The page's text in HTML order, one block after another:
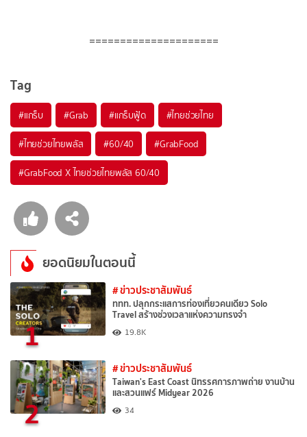
=====================
Tag
#แกร็บ #Grab #แกร็บฟู้ด #ไทยช่วยไทย
#ไทยช่วยไทยพลัส #60/40 #GrabFood
#GrabFood X ไทยช่วยไทยพลัส 60/40
ยอดนิยมในตอนนี้
1
# ข่าวประชาสัมพันธ์
ททท. ปลุกกระแสการท่องเที่ยวคนเดียว Solo
Travel สร้างช่วงเวลาแห่งความทรงจำ
19.8K
2
# ข่าวประชาสัมพันธ์
Taiwan's East Coast นิทรรศการภาพถ่าย งานบ้าน
และสวนแฟร์ Midyear 2026
34